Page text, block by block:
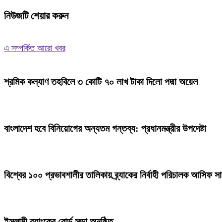
নিউজটি শেয়ার করুন
এ সম্পর্কিত আরো খবর
শ্রমিক কল্যাণ তহবিলে ৩ কোটি ৭০ লাখ টাকা দিলো পদ্মা অয়েল
বাংলাদেশ হবে বিনিয়োগের অন্যতম গন্তব্য: প্রধানমন্ত্রীর উপদেষ্টা
বিশ্বের ১০০ প্রভাবশালীর তালিকায় ব্র্যাকের নির্বাহী পরিচালক আসিফ